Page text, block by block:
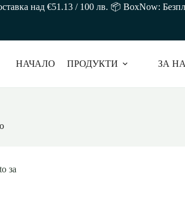
над €51.13 / 100 лв. 📦 BoxNow:
НАЧАЛО ПРОДУКТИ ЗА